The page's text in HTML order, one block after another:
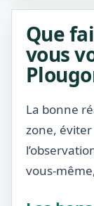
Que
vous
La bonne
zone,
vous-